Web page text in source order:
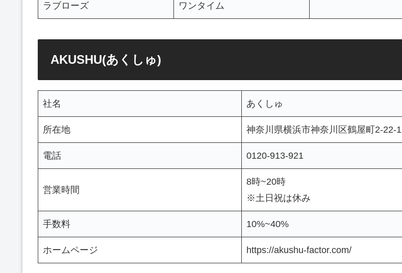
ラブローズ ワンタイム
AKUSHU(あくしゅ)
社名 あくしゅ
所在地 神奈川県横浜市神奈川区鶴屋町2-22-1
電話 0120-913-921
営業時間
8時~20時
※土日祝は休み
手数料 10%~40%
ホームページ https://akushu-factor.com/